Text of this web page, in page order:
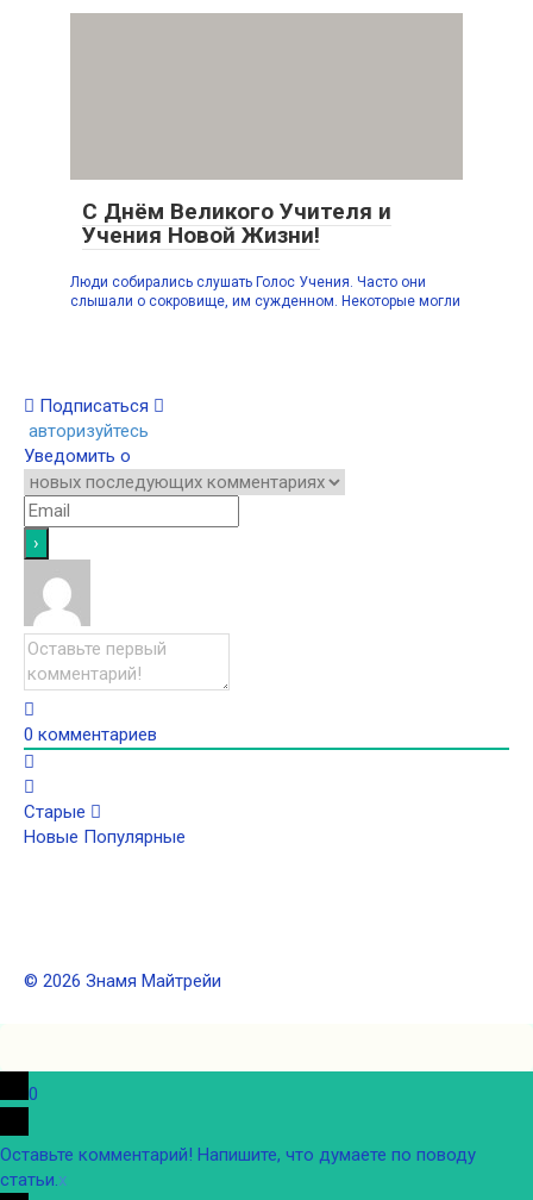
С Днём Великого Учителя и
Учения Новой Жизни!
Люди собирались слушать Голос Учения. Часто они
слышали о сокровище, им сужденном. Некоторые могли
Подписаться
авторизуйтесь
Уведомить о
0 комментариев
Старые
Новые Популярные
© 2026 Знамя Майтрейи
0
Оставьте комментарий! Напишите, что думаете по поводу
статьи.x